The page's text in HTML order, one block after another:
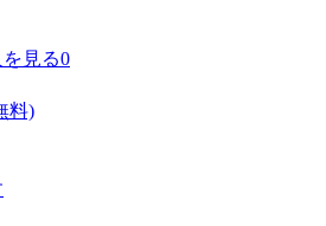
見る0
料)